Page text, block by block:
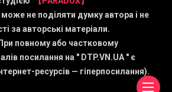
може не поділяти думку автора і не
за авторські матеріали.
повному або частковому
посилання на " DTP.VN.UA " є
ресурсів — гіперпосилання).